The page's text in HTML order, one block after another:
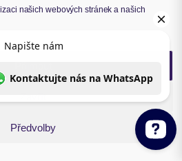
našich webových stránek a našich
Předvolby